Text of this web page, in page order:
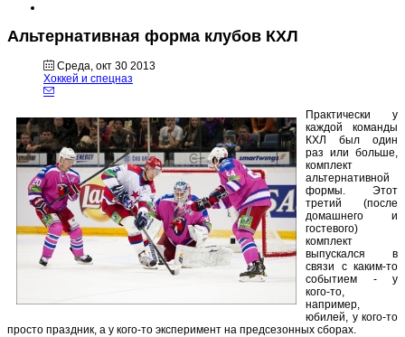
Альтернативная форма клубов КХЛ
Среда, окт 30 2013
Хоккей и спецназ
Практически у
каждой команды
КХЛ был один
раз или больше,
комплект
альтернативной
формы. Этот
третий (после
домашнего и
гостевого)
комплект
выпускался в
связи с каким-то
событием - у
кого-то,
например,
юбилей, у кого-то
просто праздник, а у кого-то эксперимент на предсезонных сборах.